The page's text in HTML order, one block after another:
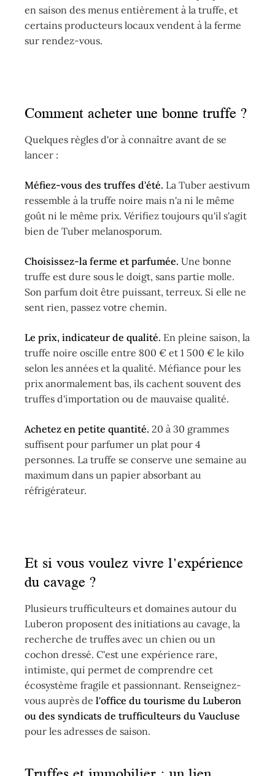
en saison des menus entièrement à la truffe, et
certains producteurs locaux vendent à la ferme
sur rendez-vous.
Comment acheter une bonne truffe ?
Quelques règles d'or à connaître avant de se
lancer :
Méfiez-vous des truffes d'été. La Tuber aestivum
ressemble à la truffe noire mais n'a ni le même
goût ni le même prix. Vérifiez toujours qu'il s'agit
bien de Tuber melanosporum.
Choisissez-la ferme et parfumée. Une bonne
truffe est dure sous le doigt, sans partie molle.
Son parfum doit être puissant, terreux. Si elle ne
sent rien, passez votre chemin.
Le prix, indicateur de qualité. En pleine saison, la
truffe noire oscille entre 800 € et 1 500 € le kilo
selon les années et la qualité. Méfiance pour les
prix anormalement bas, ils cachent souvent des
truffes d'importation ou de mauvaise qualité.
Achetez en petite quantité. 20 à 30 grammes
suffisent pour parfumer un plat pour 4
personnes. La truffe se conserve une semaine au
maximum dans un papier absorbant au
réfrigérateur.
Et si vous voulez vivre l'expérience
du cavage ?
Plusieurs trufficulteurs et domaines autour du
Luberon proposent des initiations au cavage, la
recherche de truffes avec un chien ou un
cochon dressé. C'est une expérience rare,
intimiste, qui permet de comprendre cet
écosystème fragile et passionnant. Renseignez-
vous auprès de l'office du tourisme du Luberon
ou des syndicats de trufficulteurs du Vaucluse
pour les adresses de saison.